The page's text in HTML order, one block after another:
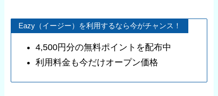
Eazy（イージー）を利用するなら今がチャンス！
4,500円分の無料ポイントを配布中
利用料金も今だけオープン価格